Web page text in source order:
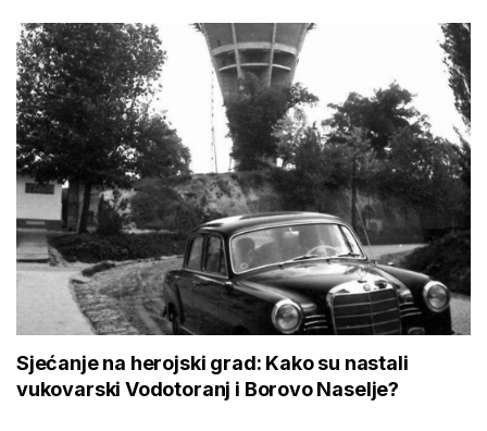
Sjećanje na herojski grad: Kako su nastali
vukovarski Vodotoranj i Borovo Naselje?